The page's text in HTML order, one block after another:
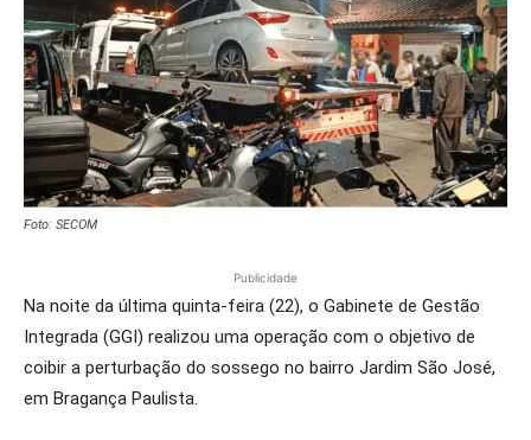
Foto: SECOM
Publicidade
Na noite da última quinta-feira (22), o Gabinete de Gestão
Integrada (GGI) realizou uma operação com o objetivo de
coibir a perturbação do sossego no bairro Jardim São José,
em Bragança Paulista.